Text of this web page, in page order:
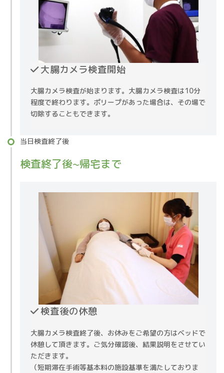
大腸カメラ検査開始
大腸カメラ検査が始まります。大腸カメラ検査は10分
程度で終わります。ポリープがあった場合は、その場で
切除することもできます。
当日検査終了後
検査終了後~帰宅まで
検査後の休憩
大腸カメラ検査終了後、お休みをご希望の方はベッドで
休憩して頂きます。ご気分確認後、結果説明をさせてい
ただきます。
（短期滞在手術等基本料の施設基準を満たしておりま